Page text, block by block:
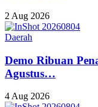
2 Aug 2026
Daerah
Demo Ribuan
Agustus…
4 Aug 2026